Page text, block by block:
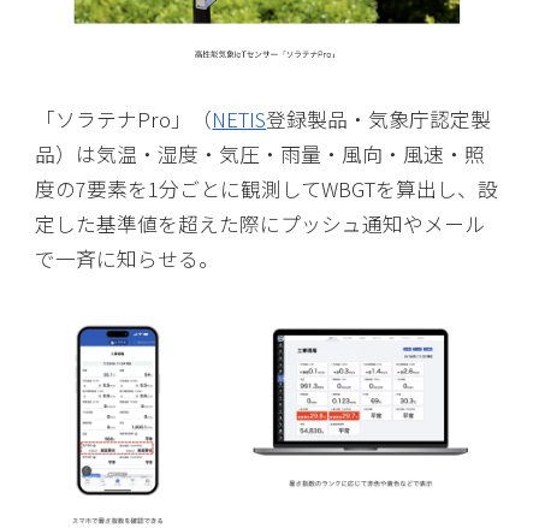
「ソラテナPro」（NETIS登録製品・気象庁認定製
品）は気温・湿度・気圧・雨量・風向・風速・照
度の7要素を1分ごとに観測してWBGTを算出し、設
定した基準値を超えた際にプッシュ通知やメール
で一斉に知らせる。